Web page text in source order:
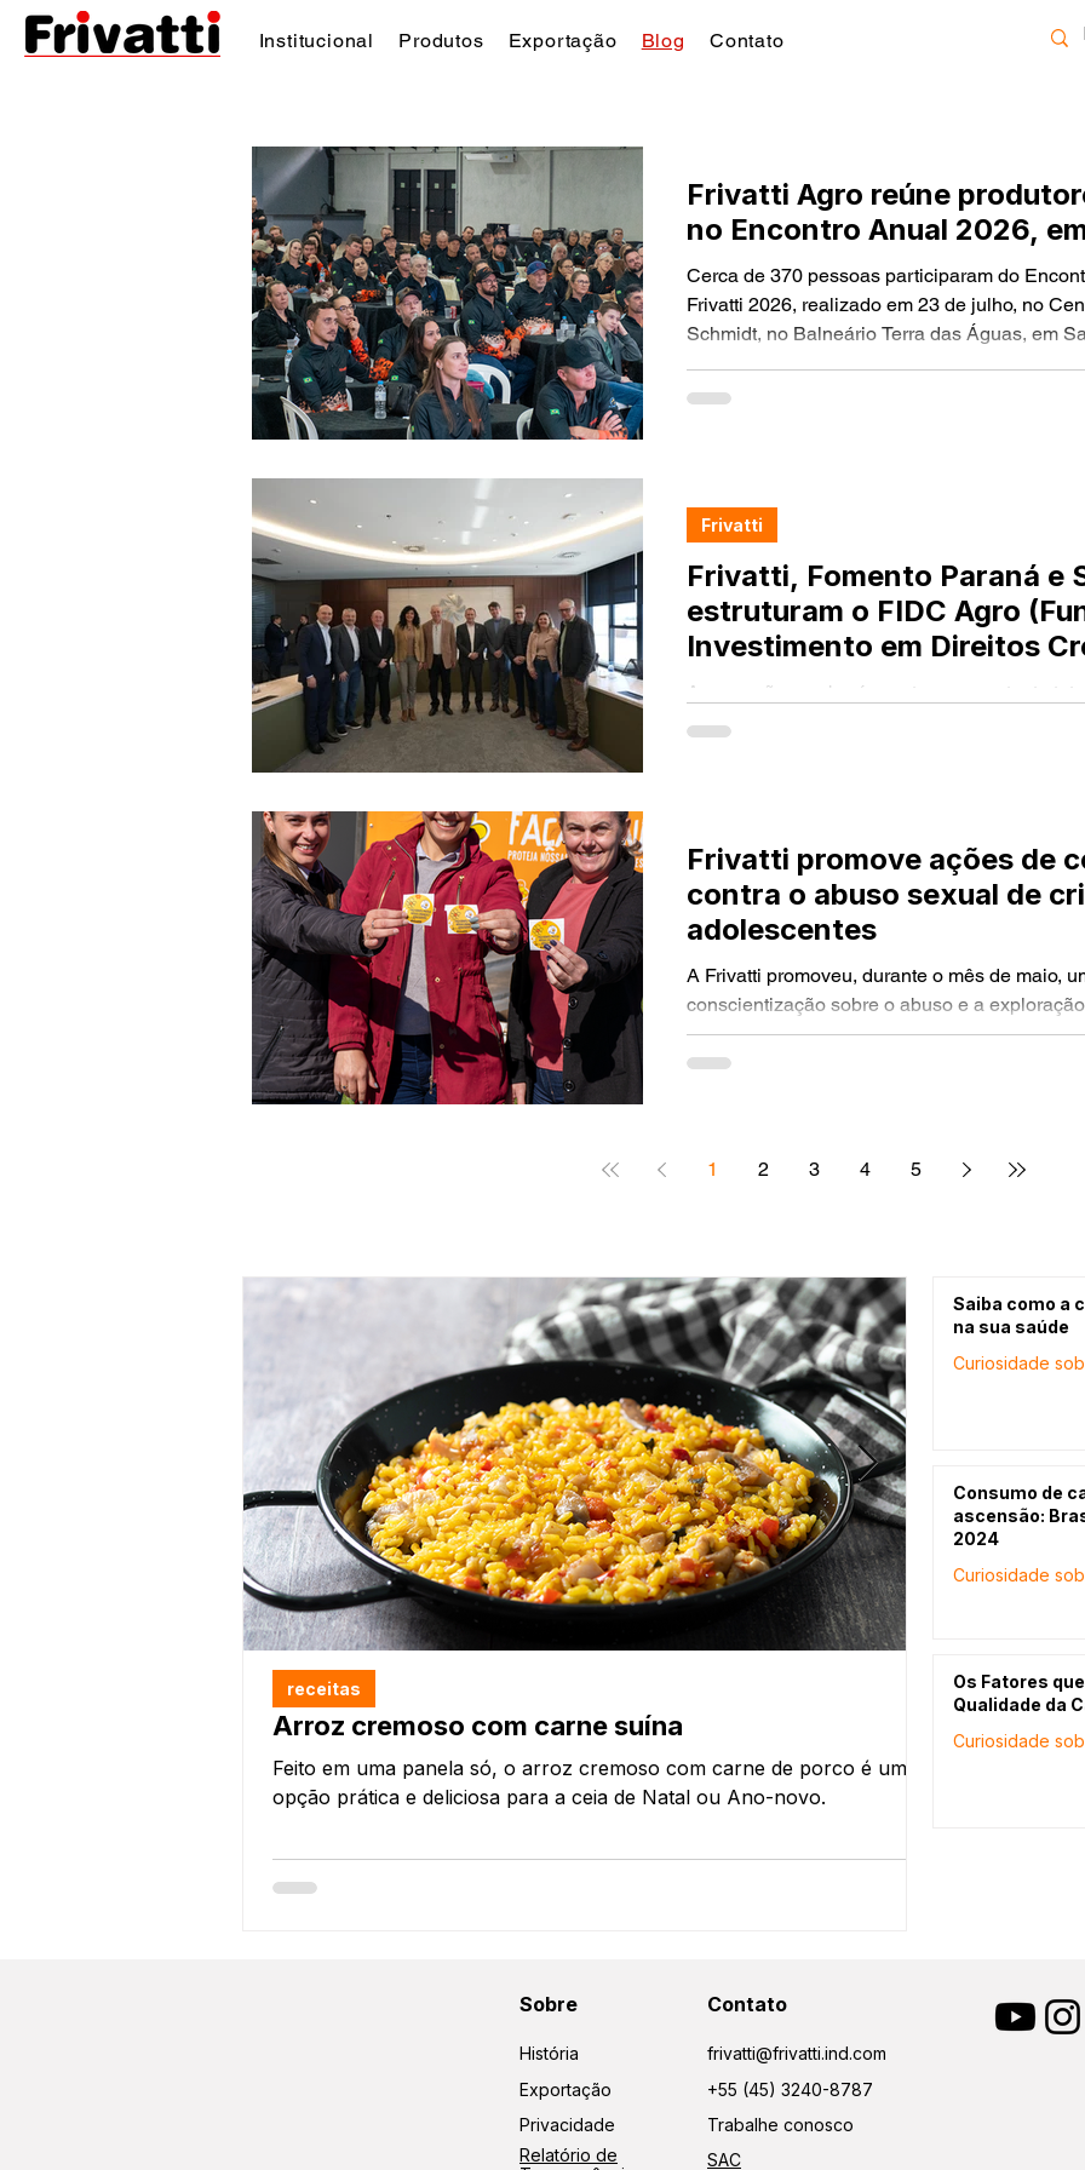
Institucional Produtos Exportação Blog Contato
Frivatti Agro reúne
no Encontro Anual 2026,
Cerca de 370 pessoas participaram do
Frivatti 2026, realizado em 23 de julho, no
Schmidt, no Balneário Terra das Águas, em
encontro dedicado à atualização técnica e à
Frivatti, Fomento Paraná e
estruturam o FIDC Agro
Investimento em Direitos
Agronegócio) de R$ 150
financiar integrados UPD
A operação receberá aportes no montante
(cento e cinquenta milhões de reais),
Frivatti
Frivatti promove ações de
contra o abuso sexual de
adolescentes
A Frivatti promoveu, durante o mês de maio,
conscientização sobre o abuso e a
adolescentes em suas unidades. As
Industrial e Frivatti Genetic, em Itaipulândia, e
1
2 3 4 5
Arroz cremoso com carne suína
Feito em uma panela só, o arroz cremoso com carne de porco é uma
opção prática e deliciosa para a ceia de Natal ou Ano-novo.
receitas
Carne
Esta é uma
receitas
Saiba como a
na sua saúde
Curiosidade
Consumo de
ascensão:
2024
Curiosidade
Os Fatores
Qualidade da
Curiosidade
Sobre
História
Exportação
Privacidade
Relatório de
Contato
frivatti@frivatti.ind.com
+55 (45) 3240-8787
Trabalhe conosco
SAC